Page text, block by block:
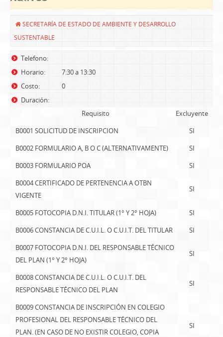
SECRETARÍA DE ESTADO DE AMBIENTE Y DESARROLLO
SUSTENTABLE
Telefono:
Horario:
Costo:
Duración:
7:30 a 13:30
0
Requisito
Excluyente
B0001 SOLICITUD DE INSCRIPCION
SI
B0002 FORMULARIO A, B O C (ALTERNATIVAMENTE)
SI
B0003 FORMULARIO POA
SI
B0004 CERTIFICADO DE PERTENENCIA A OTBN
VIGENTE
SI
B0005 FOTOCOPIA D.N.I. TITULAR (1° Y 2° HOJA)
SI
B0006 CONSTANCIA DE C.U.I.L. O C.U.I.T. DEL TITULAR
SI
B0007 FOTOCOPIA D.N.I. DEL RESPONSABLE TÉCNICO
DEL PLAN (1° Y 2° HOJA)
SI
B0008 CONSTANCIA DE C.U.I.L. O C.U.I.T. DEL
RESPONSABLE TÉCNICO DEL PLAN
SI
B0009 CONSTANCIA DE INSCRIPCIÓN EN COLEGIO
PROFESIONAL DEL RESPONSABLE TÉCNICO DEL
PLAN. (EN CASO DE NO EXISTIR COLEGIO, COPIA
SI